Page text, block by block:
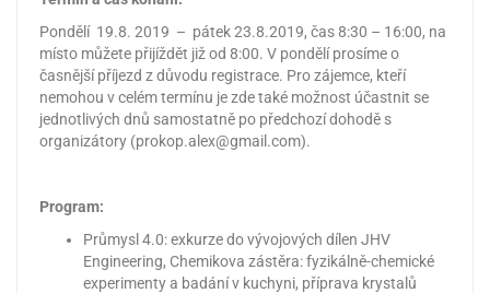
Pondělí 19.8. 2019 – pátek 23.8.2019, čas 8:30 – 16:00, na
místo můžete přijíždět již od 8:00. V pondělí prosíme o
časnější příjezd z důvodu registrace. Pro zájemce, kteří
nemohou v celém termínu je zde také možnost účastnit se
jednotlivých dnů samostatně po předchozí dohodě s
organizátory (prokop.alex@gmail.com).
Program:
Průmysl 4.0: exkurze do vývojových dílen JHV
Engineering, Chemikova zástěra: fyzikálně-chemické
experimenty a badání v kuchyni, příprava krystalů